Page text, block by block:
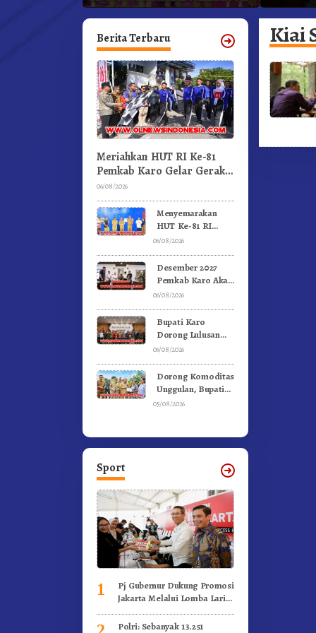
Pertandingan Olahraga
GBKP
Berita Terbaru
Meriahkan HUT RI Ke-81
Pemkab Karo Gelar Gerak
Jalan Kemerdekaan.!
06/08/2026
Menyemarakan
HUT Ke-81 RI
Pemkab Karo
Olahraga
06/08/2026
Desember 2027
Pemkab Karo Akan
Serahkan Aset
Ke Moderamen
GBKP
06/08/2026
Bupati Karo
Dorong Lulusan
Universitas Quality
Generasi Inovatif
dan Berintegritas
06/08/2026
Dorong Komoditas
Unggulan, Bupati
Karo Serahkan 1,2
05/08/2026
Sport
1
Pj Gubernur Dukung Promosi
Jakarta Melalui Lomba Lari
Polri: Sebanyak 13.251
Kiai